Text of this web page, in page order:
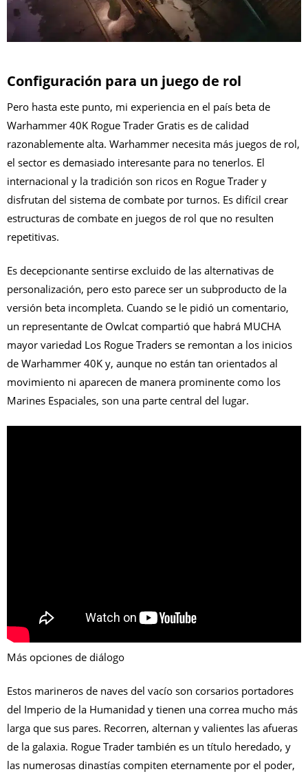
Configuración para un juego de rol
Pero hasta este punto, mi experiencia en el país beta de
Warhammer 40K Rogue Trader Gratis es de calidad
razonablemente alta. Warhammer necesita más juegos de rol,
el sector es demasiado interesante para no tenerlos. El
internacional y la tradición son ricos en Rogue Trader y
disfrutan del sistema de combate por turnos. Es difícil crear
estructuras de combate en juegos de rol que no resulten
repetitivas.
Es decepcionante sentirse excluido de las alternativas de
personalización, pero esto parece ser un subproducto de la
versión beta incompleta. Cuando se le pidió un comentario,
un representante de Owlcat compartió que habrá MUCHA
mayor variedad Los Rogue Traders se remontan a los inicios
de Warhammer 40K y, aunque no están tan orientados al
movimiento ni aparecen de manera prominente como los
Marines Espaciales, son una parte central del lugar.
Más opciones de diálogo
Estos marineros de naves del vacío son corsarios portadores
del Imperio de la Humanidad y tienen una correa mucho más
larga que sus pares. Recorren, alternan y valientes las afueras
de la galaxia. Rogue Trader también es un título heredado, y
las numerosas dinastías compiten eternamente por el poder,